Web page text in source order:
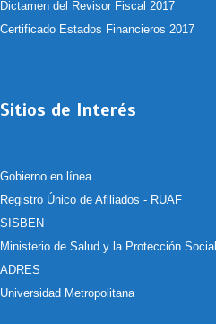
Dictamen del Revisor Fiscal 2017
Certificado Estados Financieros 2017
Sitios de Interés
Gobierno en línea
Registro Único de Afiliados - RUAF
SISBEN
Ministerio de Salud y la Protección Social
ADRES
Universidad Metropolitana